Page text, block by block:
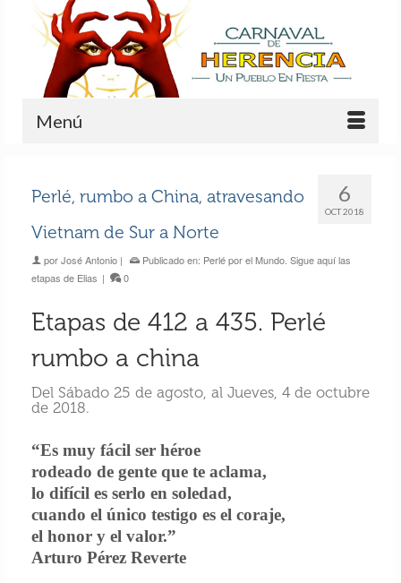
Menú
6
OCT 2018
Perlé, rumbo a China, atravesando
Vietnam de Sur a Norte
porJosé Antonio| Publicado en: Perlé por el Mundo. Sigue aquí las
etapas de Elias | 0
Etapas de 412 a 435. Perlé
rumbo a china
Del Sábado 25 de agosto, al Jueves, 4 de octubre
de 2018.
“Es muy fácil ser héroe
rodeado de gente que te aclama,
lo difícil es serlo en soledad,
cuando el único testigo es el coraje,
el honor y el valor.”
Arturo Pérez Reverte